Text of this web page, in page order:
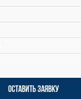
ОСТАВИТЬ ЗАЯВКУ